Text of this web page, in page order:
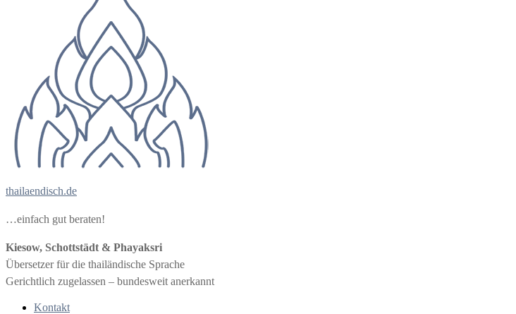
thailaendisch.de
…einfach gut beraten!
Kiesow, Schottstädt & Phayaksri
Übersetzer für die thailändische Sprache
Gerichtlich zugelassen – bundesweit anerkannt
Kontakt